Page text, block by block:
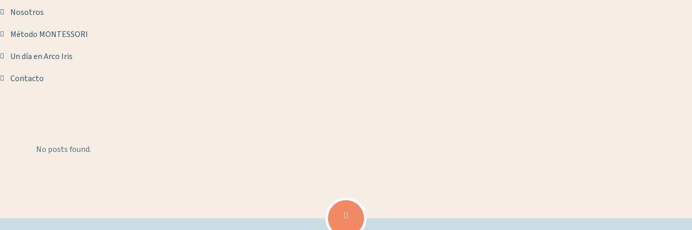
Nosotros
Método MONTESSORI
Un día en Arco Iris
Contacto
No posts found.